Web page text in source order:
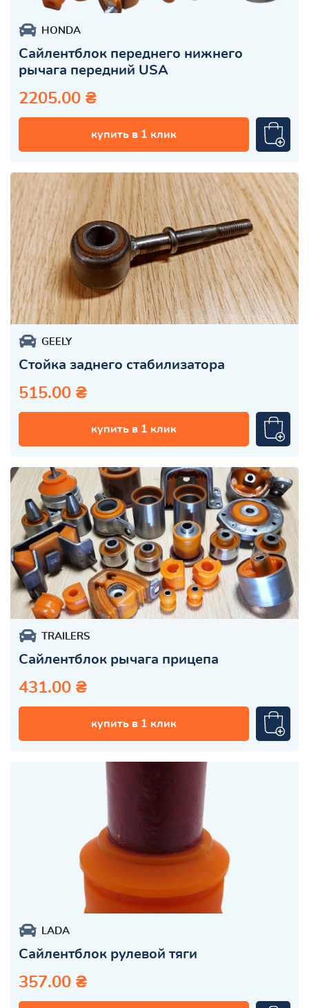
HONDA
Сайлентблок переднего нижнего
рычага передний USA
2205.00 ₴
купить в 1 клик
GEELY
Стойка заднего стабилизатора
515.00 ₴
купить в 1 клик
TRAILERS
Сайлентблок рычага прицепа
431.00 ₴
купить в 1 клик
LADA
Сайлентблок рулевой тяги
357.00 ₴